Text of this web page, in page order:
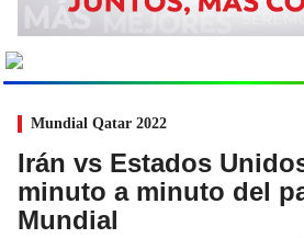
Mundial Qatar 2022
Irán vs Estados
minuto a minuto del
Mundial